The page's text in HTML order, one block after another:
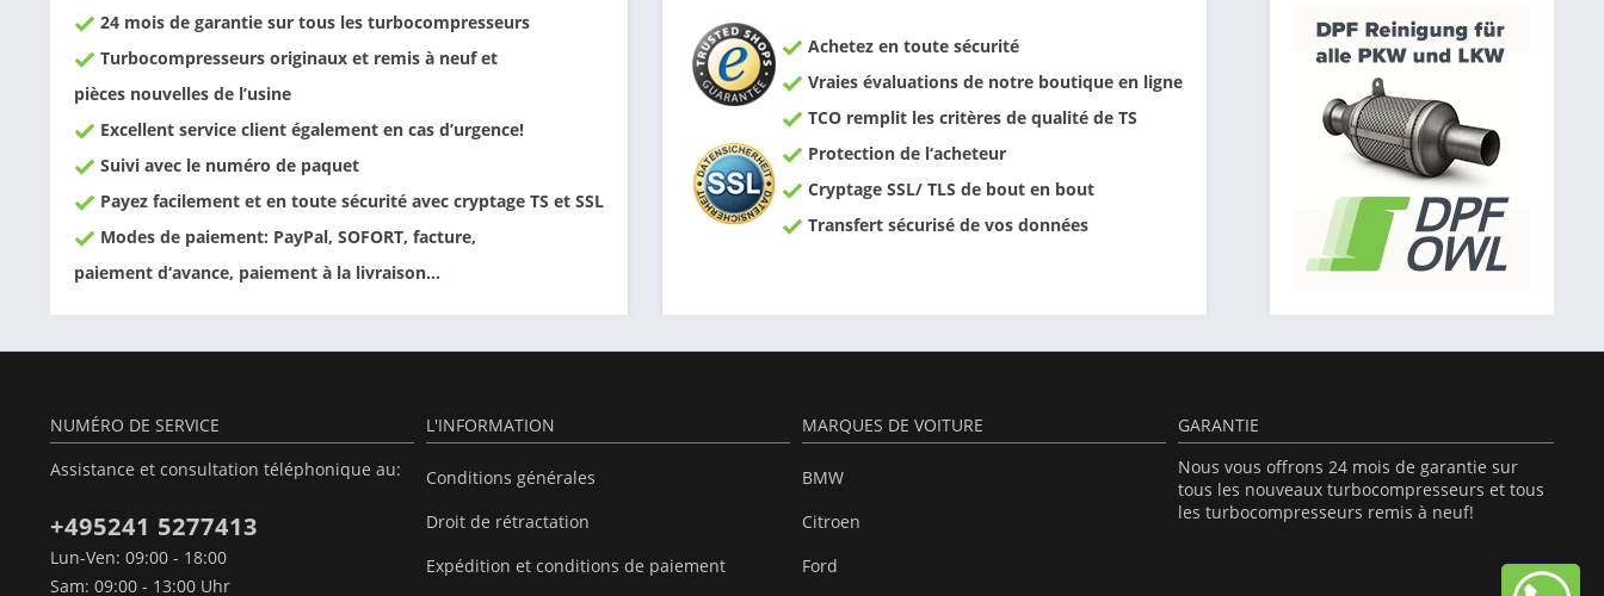
24 mois de garantie sur tous les turbocompresseurs
Turbocompresseurs originaux et remis à neuf et
pièces nouvelles de l’usine
Excellent service client également en cas d’urgence!
Suivi avec le numéro de paquet
Payez facilement et en toute sécurité avec cryptage TS et SSL
Modes de paiement: PayPal, SOFORT, facture,
paiement d‘avance, paiement à la livraison…
Achetez en toute sécurité
Vraies évaluations de notre boutique en ligne
TCO remplit les critères de qualité de TS
Protection de l‘acheteur
Cryptage SSL/ TLS de bout en bout
Transfert sécurisé de vos données
NUMÉRO DE SERVICE
Assistance et consultation téléphonique au:
+495241 5277413
Lun-Ven: 09:00 - 18:00
Sam: 09:00 - 13:00 Uhr
L'INFORMATION
Conditions générales
Droit de rétractation
Expédition et conditions de paiement
MARQUES DE VOITURE
BMW
Citroen
Ford
GARANTIE
Nous vous offrons 24 mois de garantie sur
tous les nouveaux turbocompresseurs et tous
les turbocompresseurs remis à neuf!